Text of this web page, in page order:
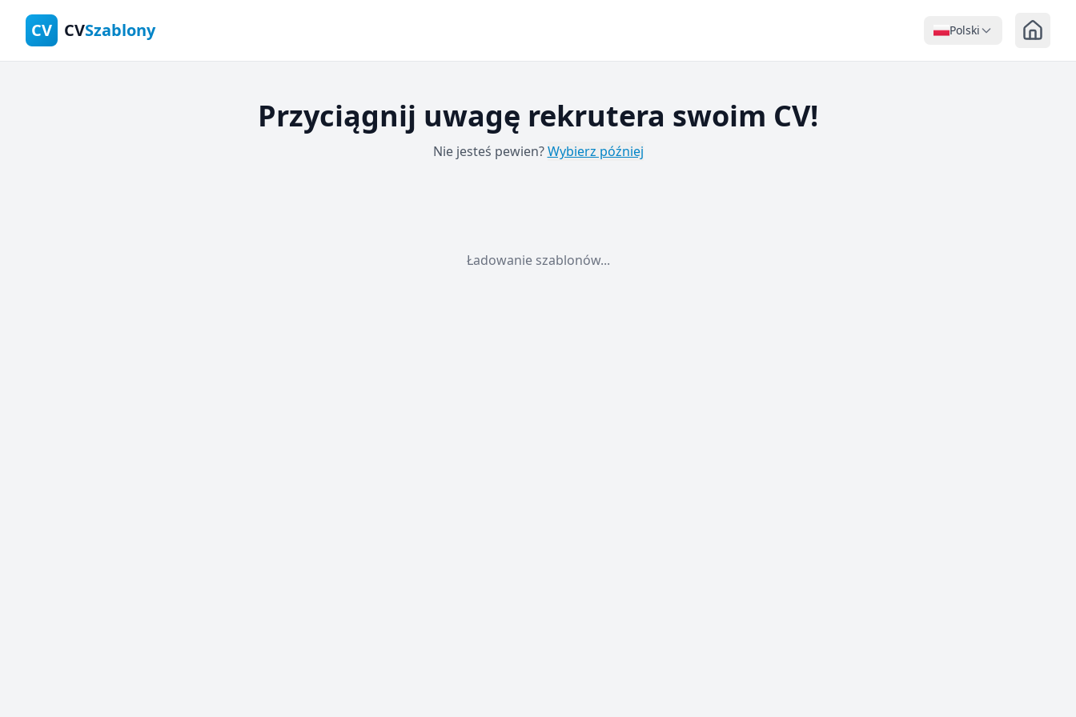
CV CVSzablony Polski
Przyciągnij uwagę rekrutera swoim CV!
Nie jesteś pewien? Wybierz później
Ładowanie szablonów...